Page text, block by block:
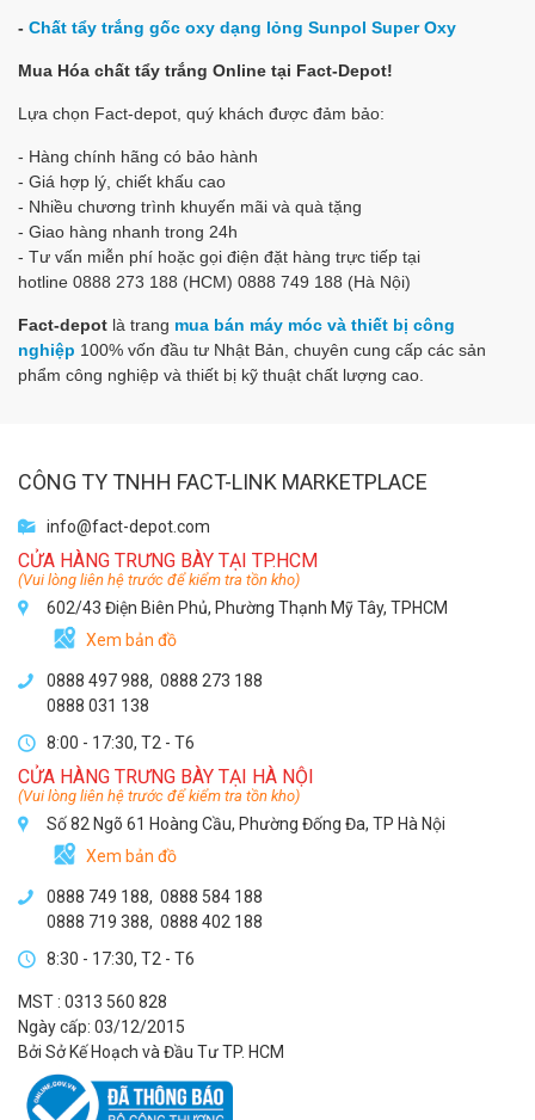
- Chất tẩy trắng gốc oxy dạng lỏng Sunpol Super Oxy
Mua Hóa chất tẩy trắng Online tại Fact-Depot!
Lựa chọn Fact-depot, quý khách được đảm bảo:
- Hàng chính hãng có bảo hành
- Giá hợp lý, chiết khấu cao
- Nhiều chương trình khuyến mãi và quà tặng
- Giao hàng nhanh trong 24h
- Tư vấn miễn phí hoặc gọi điện đặt hàng trực tiếp tại
hotline 0888 273 188 (HCM) 0888 749 188 (Hà Nội)
Fact-depot là trang mua bán máy móc và thiết bị công
nghiệp 100% vốn đầu tư Nhật Bản, chuyên cung cấp các sản
phẩm công nghiệp và thiết bị kỹ thuật chất lượng cao.
CÔNG TY TNHH FACT-LINK MARKETPLACE
info@fact-depot.com
CỬA HÀNG TRƯNG BÀY TẠI TP.HCM
(Vui lòng liên hệ trước để kiểm tra tồn kho)
602/43 Điện Biên Phủ, Phường Thạnh Mỹ Tây, TPHCM
Xem bản đồ
0888 497 988, 0888 273 188
0888 031 138
8:00 - 17:30, T2 - T6
CỬA HÀNG TRƯNG BÀY TẠI HÀ NỘI
(Vui lòng liên hệ trước để kiểm tra tồn kho)
Số 82 Ngõ 61 Hoàng Cầu, Phường Đống Đa, TP Hà Nội
Xem bản đồ
0888 749 188, 0888 584 188
0888 719 388, 0888 402 188
8:30 - 17:30, T2 - T6
MST : 0313 560 828
Ngày cấp: 03/12/2015
Bởi Sở Kế Hoạch và Đầu Tư TP. HCM